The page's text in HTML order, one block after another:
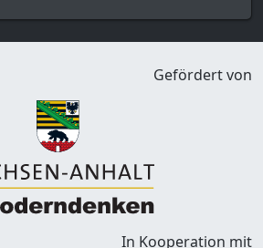
Gefördert von
In Kooperation mit